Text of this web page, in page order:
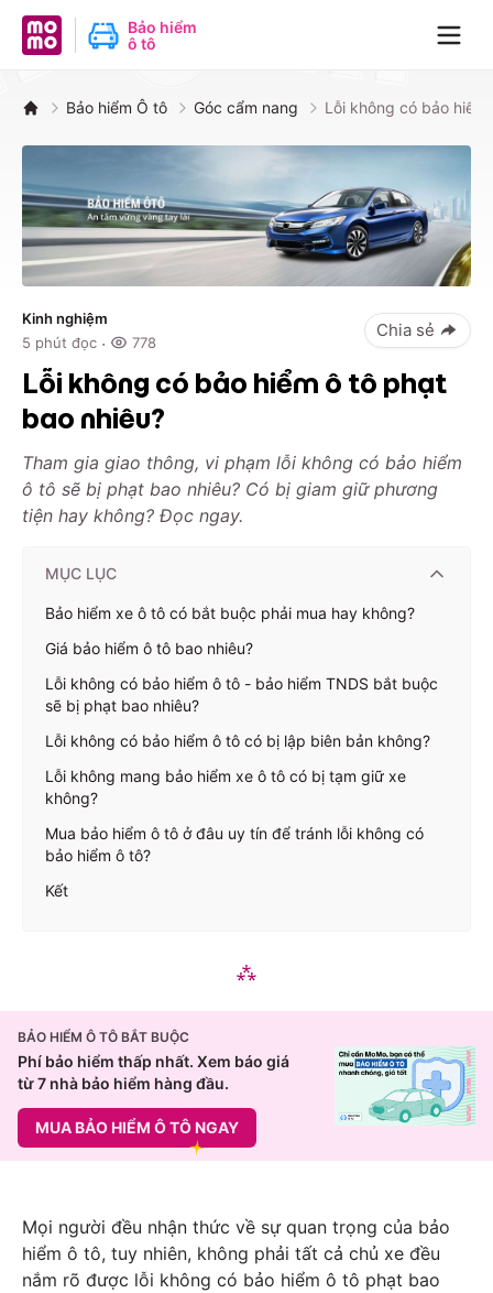
MoMo - Ứng dụng tài chính
Bảo hiểm
ô tô
Bảo hiểm Ô tô Góc cẩm nang Lỗi không có bảo
Kinh nghiệm
5 phút đọc · 778
Chia sẻ
Lỗi không có bảo hiểm ô tô phạt
bao nhiêu?
Tham gia giao thông, vi phạm lỗi không có bảo hiểm
ô tô sẽ bị phạt bao nhiêu? Có bị giam giữ phương
tiện hay không? Đọc ngay.
MỤC LỤC
Bảo hiểm xe ô tô có bắt buộc phải mua hay không?
Giá bảo hiểm ô tô bao nhiêu?
Lỗi không có bảo hiểm ô tô - bảo hiểm TNDS bắt buộc
sẽ bị phạt bao nhiêu?
Lỗi không có bảo hiểm ô tô có bị lập biên bản không?
Lỗi không mang bảo hiểm xe ô tô có bị tạm giữ xe
không?
Mua bảo hiểm ô tô ở đâu uy tín để tránh lỗi không có
bảo hiểm ô tô?
Kết
BẢO HIỂM Ô TÔ BẮT BUỘC
Phí bảo hiểm thấp nhất. Xem báo giá
từ 7 nhà bảo hiểm hàng đầu.
MUA BẢO HIỂM Ô TÔ NGAY
Mọi người đều nhận thức về sự quan trọng của bảo
hiểm ô tô, tuy nhiên, không phải tất cả chủ xe đều
nắm rõ được lỗi không có bảo hiểm ô tô phạt bao